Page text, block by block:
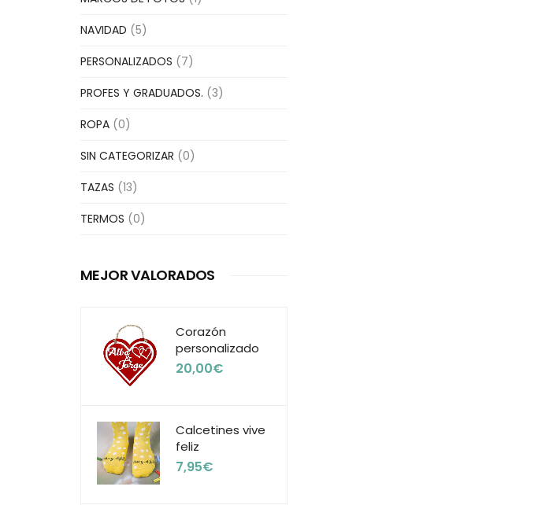
NAVIDAD (5)
PERSONALIZADOS (7)
PROFES Y GRADUADOS. (3)
ROPA (0)
SIN CATEGORIZAR (0)
TAZAS (13)
TERMOS (0)
MEJOR VALORADOS
Corazón
personalizado
20,00€
Calcetines vive
feliz
7,95€